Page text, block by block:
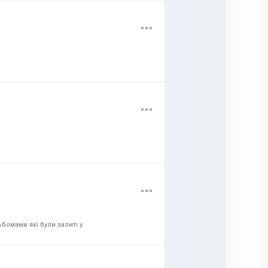
...
...
...
які були залиті у